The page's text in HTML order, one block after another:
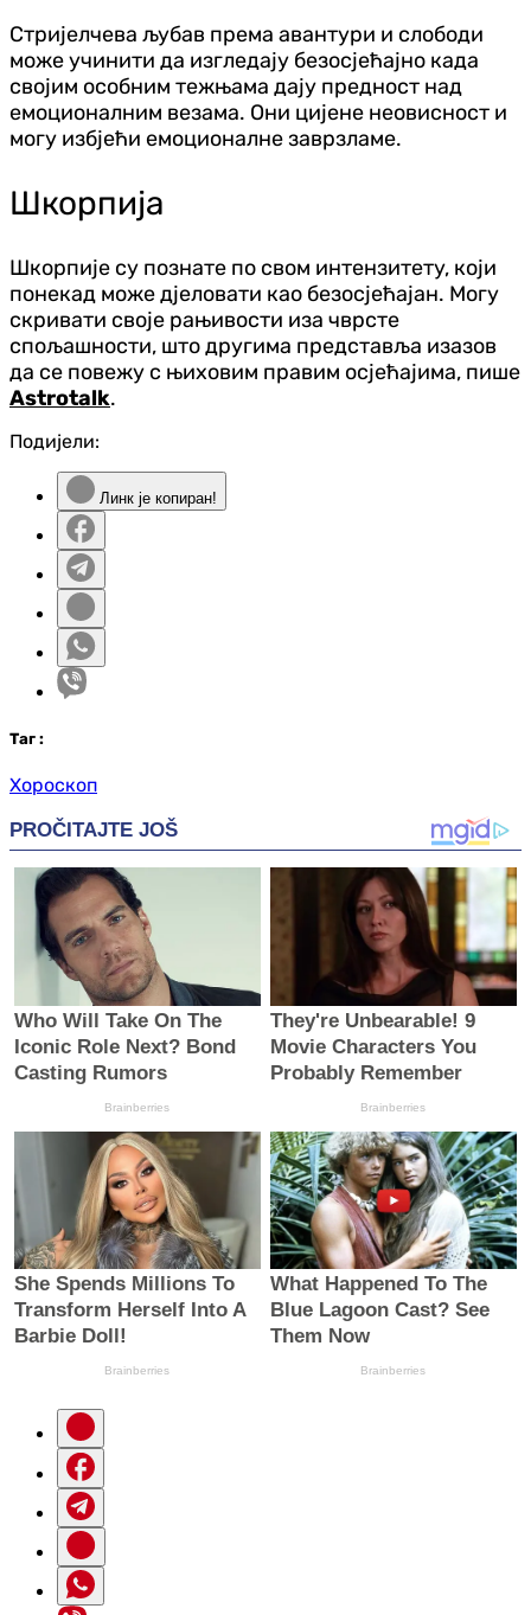
Стријелчева љубав према авантури и слободи
може учинити да изгледају безосјећајно када
својим особним тежњама дају предност над
емоционалним везама. Они цијене неовисност и
могу избјећи емоционалне заврзламе.
Шкорпиja
Шкорпиje су познатe по свом интензитету, који
понекад може дјеловати као безосјећајан. Mогу
скривати ​​своје рањивости иза чврсте
спољашности, што другима представља изазов
да се повежу с њиховим правим осјећајима, пише
Astrotalk.
Подијели:
Линк је копиран!
Таг :
Хороскоп